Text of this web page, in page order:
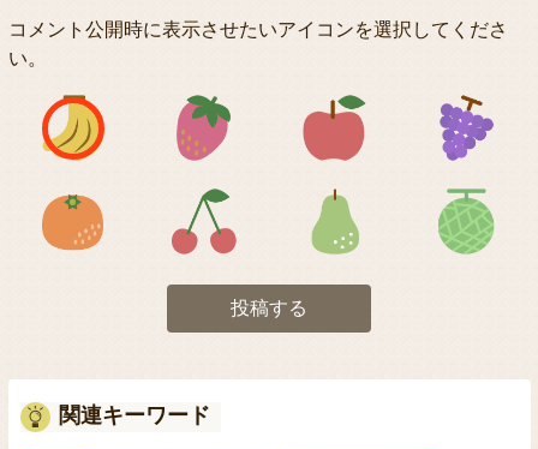
コメント公開時に表示させたいアイコンを選択してくださ
い。
アイコン1 アイコン2 アイコン3
アイコン5 アイコン6 アイコン7
投稿する
関連キーワード